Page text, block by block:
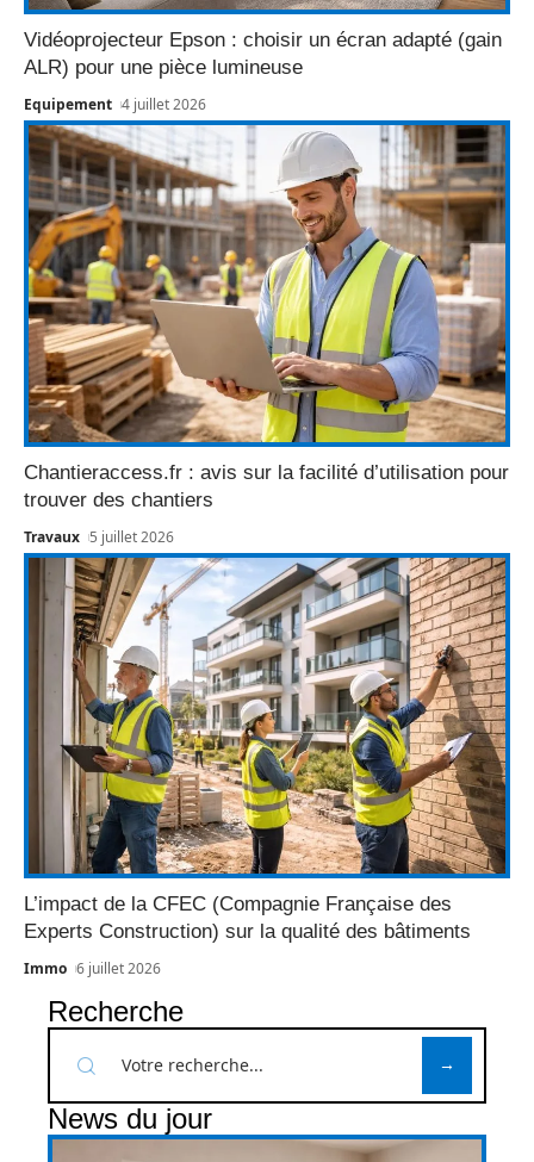
Vidéoprojecteur Epson : choisir un écran adapté (gain
ALR) pour une pièce lumineuse
Equipement 4 juillet 2026
Chantieraccess.fr : avis sur la facilité d’utilisation pour
trouver des chantiers
Travaux 5 juillet 2026
L’impact de la CFEC (Compagnie Française des
Experts Construction) sur la qualité des bâtiments
Immo 6 juillet 2026
Recherche
News du jour